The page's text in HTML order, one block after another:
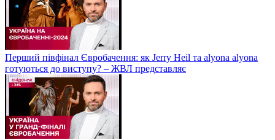
Перший півфінал Євробачення: як Jerry Heil та alyona alyona
готуються до виступу? – ЖВЛ представляє